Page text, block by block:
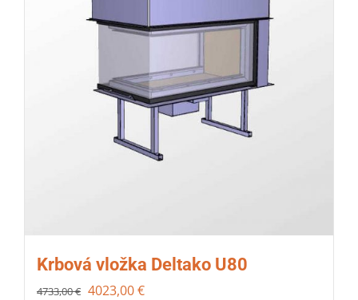
Krbová vložka Deltako U80
4733,00€ 4023,00€